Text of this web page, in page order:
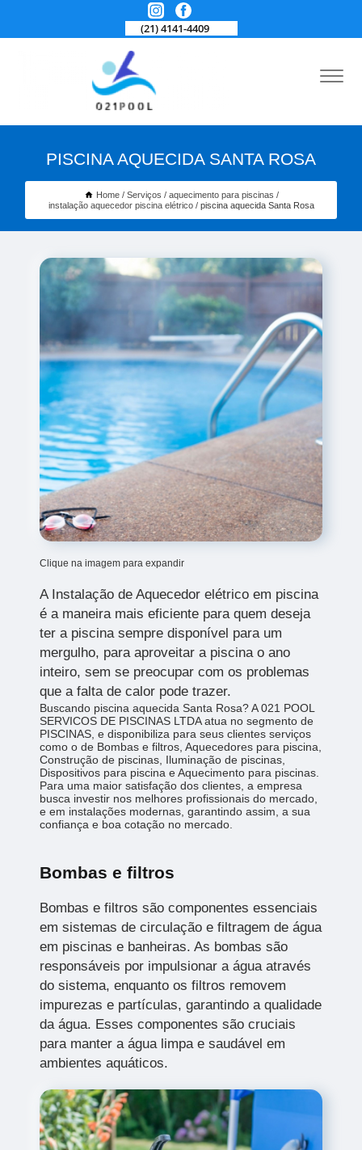
(21) 4141-4409
PISCINA AQUECIDA SANTA ROSA
Home Serviços
aquecimento para piscinas
instalação aquecedor piscina elétrico
piscina aquecida Santa Rosa
Clique na imagem para expandir
A Instalação de Aquecedor elétrico em piscina
é a maneira mais eficiente para quem deseja
ter a piscina sempre disponível para um
mergulho, para aproveitar a piscina o ano
inteiro, sem se preocupar com os problemas
que a falta de calor pode trazer.
Buscando piscina aquecida Santa Rosa? A 021 POOL
SERVICOS DE PISCINAS LTDA atua no segmento de
PISCINAS, e disponibiliza para seus clientes serviços
como o de Bombas e filtros, Aquecedores para piscina,
Construção de piscinas, Iluminação de piscinas,
Dispositivos para piscina e Aquecimento para piscinas.
Para uma maior satisfação dos clientes, a empresa
busca investir nos melhores profissionais do mercado,
e em instalações modernas, garantindo assim, a sua
confiança e boa cotação no mercado.
Bombas e filtros
Bombas e filtros são componentes essenciais
em sistemas de circulação e filtragem de água
em piscinas e banheiras. As bombas são
responsáveis por impulsionar a água através
do sistema, enquanto os filtros removem
impurezas e partículas, garantindo a qualidade
da água. Esses componentes são cruciais
para manter a água limpa e saudável em
ambientes aquáticos.